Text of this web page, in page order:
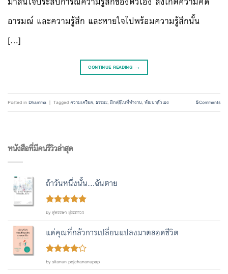
อารมณ์ และความรู้สึก และหายใจไปพร้อมความรู้สึกนั้น
[…]
CONTINUE READING →
Posted inDhamma | Tagged ความเครียด,ธรรมะ,ฝึกสติในที่ทำงาน,พัฒนาตัวเอง 5Comments
หนังสือที่มีคนรีวิวล่าสุด
ถ้าวันหนึ่งนั้น...ฉันตาย
Rated 5out
by สุพรรษา สุระถาวร
แด่คุณที่กลัวการเปลี่ยนแปลงมาตลอดชีวิต
Rated4
by sitanun pojchananupap